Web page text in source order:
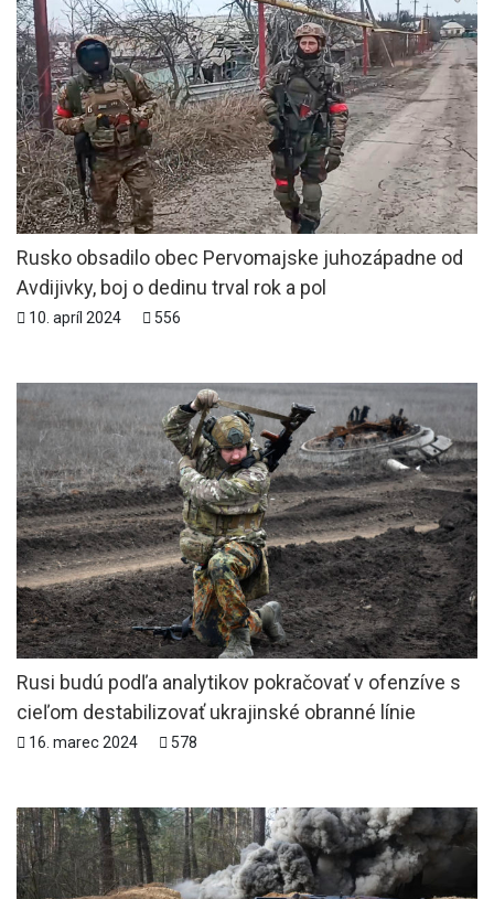
Rusko obsadilo obec Pervomajske juhozápadne od
Avdijivky, boj o dedinu trval rok a pol
10. apríl 2024 556
Rusi budú podľa analytikov pokračovať v ofenzíve s
cieľom destabilizovať ukrajinské obranné línie
16. marec 2024 578